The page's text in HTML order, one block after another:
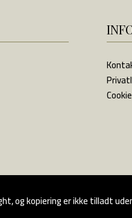
og kopiering er ikke tilladt